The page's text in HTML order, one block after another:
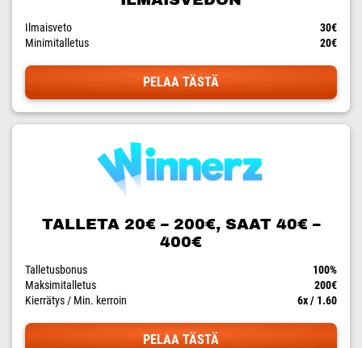
Ilmaisveto
30€
Minimitalletus
20€
PELAA TÄSTÄ
TALLETA 20€ – 200€, SAAT 40€ –
400€
Talletusbonus
100%
Maksimitalletus
200€
Kierrätys / Min. kerroin
6x / 1.60
PELAA TÄSTÄ